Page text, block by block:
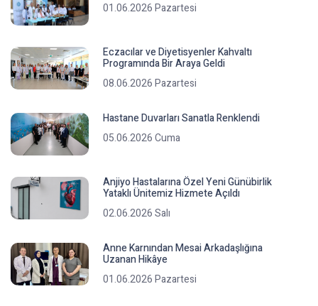
01.06.2026 Pazartesi
Eczacılar ve Diyetisyenler Kahvaltı
Programında Bir Araya Geldi
08.06.2026 Pazartesi
Hastane Duvarları Sanatla Renklendi
05.06.2026 Cuma
Anjiyo Hastalarına Özel Yeni Günübirlik
Yataklı Ünitemiz Hizmete Açıldı
02.06.2026 Salı
Anne Karnından Mesai Arkadaşlığına
Uzanan Hikâye
01.06.2026 Pazartesi